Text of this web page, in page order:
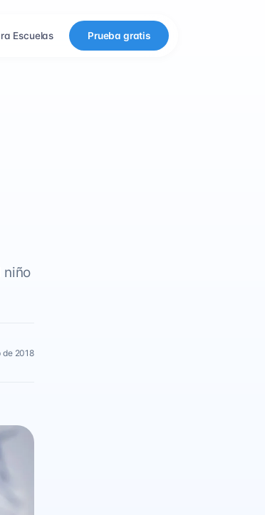
Escuelas Prueba gratis
niño
de 2018